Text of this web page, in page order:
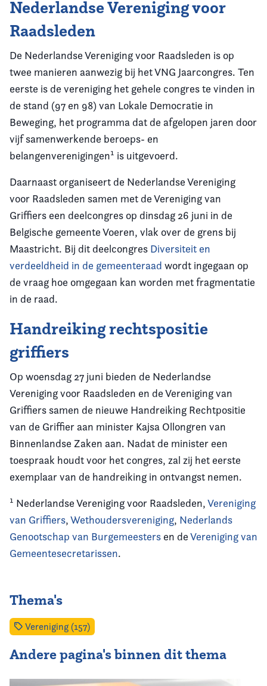
Nederlandse Vereniging voor
Raadsleden
De Nederlandse Vereniging voor Raadsleden is op
twee manieren aanwezig bij het VNG Jaarcongres. Ten
eerste is de vereniging het gehele congres te vinden in
de stand (97 en 98) van Lokale Democratie in
Beweging, het programma dat de afgelopen jaren door
vijf samenwerkende beroeps- en
belangenverenigingen¹ is uitgevoerd.
Daarnaast organiseert de Nederlandse Vereniging
voor Raadsleden samen met de Vereniging van
Griffiers een deelcongres op dinsdag 26 juni in de
Belgische gemeente Voeren, vlak over de grens bij
Maastricht. Bij dit deelcongres Diversiteit en
verdeeldheid in de gemeenteraad wordt ingegaan op
de vraag hoe omgegaan kan worden met fragmentatie
in de raad.
Handreiking rechtspositie
griffiers
Op woensdag 27 juni bieden de Nederlandse
Vereniging voor Raadsleden en de Vereniging van
Griffiers samen de nieuwe Handreiking Rechtpositie
van de Griffier aan minister Kajsa Ollongren van
Binnenlandse Zaken aan. Nadat de minister een
toespraak houdt voor het congres, zal zij het eerste
exemplaar van de handreiking in ontvangst nemen.
¹ Nederlandse Vereniging voor Raadsleden, Vereniging
van Griffiers, Wethoudersvereniging, Nederlands
Genootschap van Burgemeesters en deVereniging van
Gemeentesecretarissen.
Thema's
Vereniging (157)
Andere pagina's binnen dit thema